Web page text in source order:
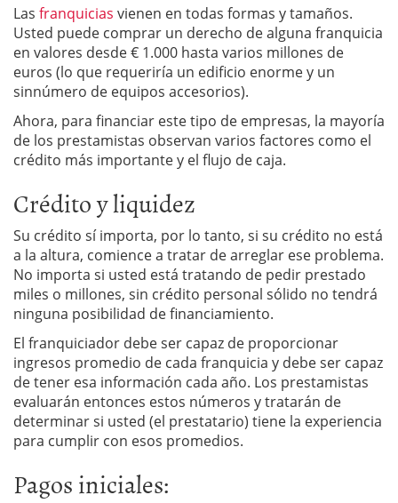
Las franquicias vienen en todas formas y tamaños.
Usted puede comprar un derecho de alguna franquicia
en valores desde € 1.000 hasta varios millones de
euros (lo que requeriría un edificio enorme y un
sinnúmero de equipos accesorios).
Ahora, para financiar este tipo de empresas, la mayoría
de los prestamistas observan varios factores como el
crédito más importante y el flujo de caja.
Crédito y liquidez
Su crédito sí importa, por lo tanto, si su crédito no está
a la altura, comience a tratar de arreglar ese problema.
No importa si usted está tratando de pedir prestado
miles o millones, sin crédito personal sólido no tendrá
ninguna posibilidad de financiamiento.
El franquiciador debe ser capaz de proporcionar
ingresos promedio de cada franquicia y debe ser capaz
de tener esa información cada año. Los prestamistas
evaluarán entonces estos números y tratarán de
determinar si usted (el prestatario) tiene la experiencia
para cumplir con esos promedios.
Pagos iniciales: